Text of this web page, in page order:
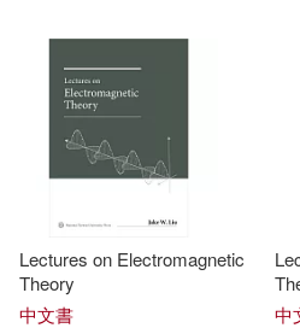
Jake W. Liu（劉人瑋）(2)
Lectures on Electromagnetic
Theory
中文書
中